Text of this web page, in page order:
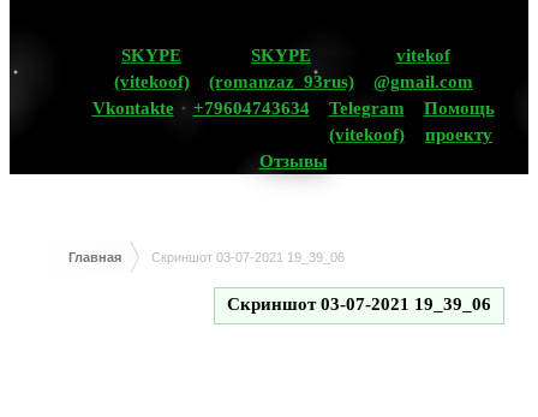
SKYPE
(vitekoof)
SKYPE
(romanzaz_93rus)
vitekof
@gmail.com
Vkontakte
+79604743634
Telegram
(vitekoof)
Помощь
проекту
Отзывы
Главная Скриншот 03-07-2021 19_39_06
Скриншот 03-07-2021 19_39_06